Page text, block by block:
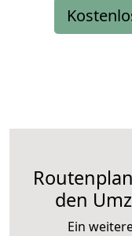
den
Ein